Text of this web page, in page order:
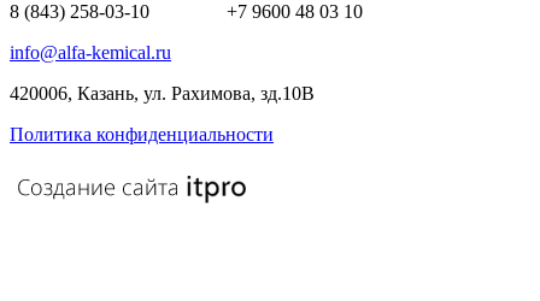
8 (843) 258-03-10 +7 9600 48 03 10
info@alfa-kemical.ru
420006, Казань, ул. Рахимова, зд.10В
Политика конфиденциальности